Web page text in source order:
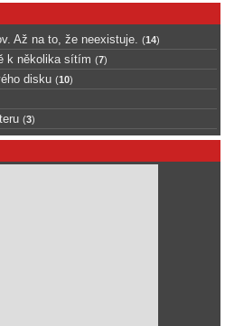
Až na to, že neexistuje. (14)
k několika sítím (7)
disku (10)
(3)